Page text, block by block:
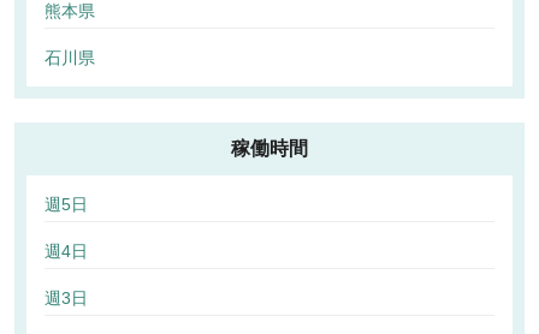
熊本県
石川県
稼働時間
週5日
週4日
週3日